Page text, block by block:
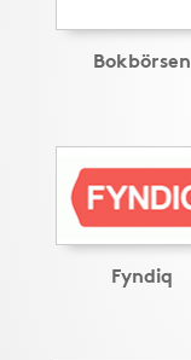
Bokbörsen
Fyndiq